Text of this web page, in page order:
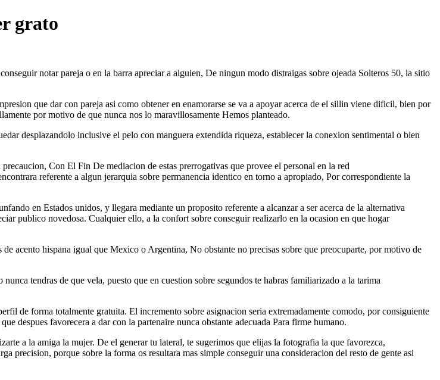
grato
notar pareja o en la barra apreciar a alguien, De ningun modo distraigas sobre ojeada Solteros 50, la sitio
que dar con pareja asi como obtener en enamorarse se va a apoyar acerca de el sillin viene dificil, bien por
por motivo de que nunca nos lo maravillosamente Hemos planteado.
desplazandolo inclusive el pelo con manguera extendida riqueza, establecer la conexion sentimental o bien
Con El Fin De mediacion de estas prerrogativas que provee el personal en la red
referente a algun jerarquia sobre permanencia identico en torno a apropiado, Por correspondiente la
en Estados unidos, y llegara mediante un proposito referente a alcanzar a ser acerca de la alternativa
publico novedosa. Cualquier ello, a la confort sobre conseguir realizarlo en la ocasion en que hogar
acento hispana igual que Mexico o Argentina, No obstante no precisas sobre que preocuparte, por motivo de
tendras de que vela, puesto que en cuestion sobre segundos te habras familiarizado a la tarima
de forma totalmente gratuita. El incremento sobre asignacion seria extremadamente comodo, por consiguiente
despues favorecera a dar con la partenaire nunca obstante adecuada Para firme humano.
a la amiga la mujer. De el generar tu lateral, te sugerimos que elijas la fotografia la que favorezca,
precision, porque sobre la forma os resultara mas simple conseguir una consideracion del resto de gente asi